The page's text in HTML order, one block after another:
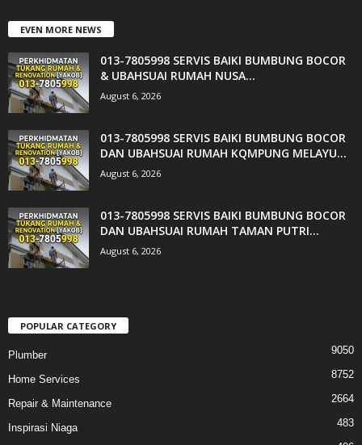
EVEN MORE NEWS
013-7805998 SERVIS BAIKI BUMBUNG BOCOR
& UBAHSUAI RUMAH NUSA...
August 6, 2026
013-7805998 SERVIS BAIKI BUMBUNG BOCOR
DAN UBAHSUAI RUMAH KQMPUNG MELAYU...
August 6, 2026
013-7805998 SERVIS BAIKI BUMBUNG BOCOR
DAN UBAHSUAI RUMAH TAMAN PUTRI...
August 6, 2026
POPULAR CATEGORY
Plumber 9050
Home Services 8752
Repair & Maintenance 2664
Inspirasi Niaga
483